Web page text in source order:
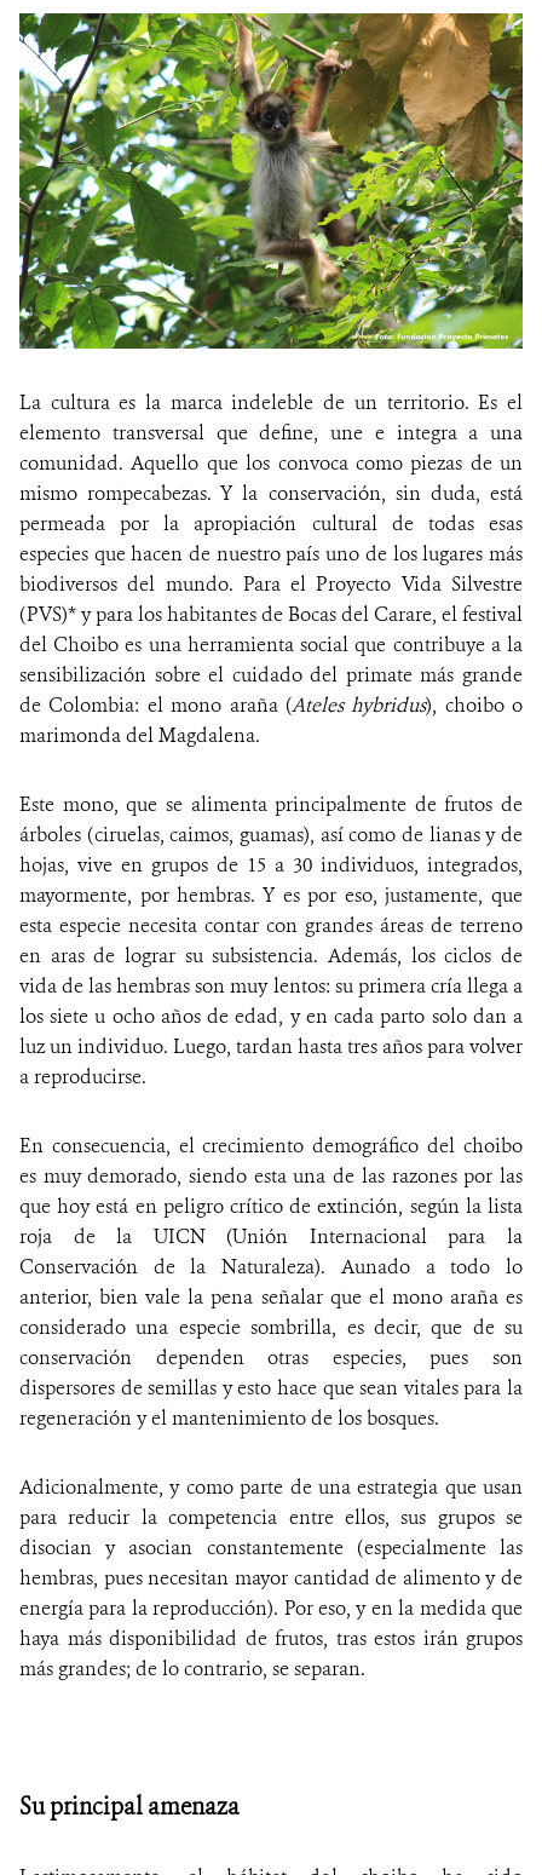
MECANISMO DE ATENCIÓN DE QUEJAS Y RECLAMOS
DONA
La cultura es la marca indeleble de un territorio. Es el
elemento transversal que define, une e integra a una
comunidad. Aquello que los convoca como piezas de un
mismo rompecabezas. Y la conservación, sin duda, está
permeada por la apropiación cultural de todas esas
especies que hacen de nuestro país uno de los lugares más
biodiversos del mundo. Para el Proyecto Vida Silvestre
(PVS)* y para los habitantes de Bocas del Carare, el festival
del Choibo es una herramienta social que contribuye a la
sensibilización sobre el cuidado del primate más grande
de Colombia: el mono araña (Ateles hybridus), choibo o
marimonda del Magdalena.
Este mono, que se alimenta principalmente de frutos de
árboles (ciruelas, caimos, guamas), así como de lianas y de
hojas, vive en grupos de 15 a 30 individuos, integrados,
mayormente, por hembras. Y es por eso, justamente, que
esta especie necesita contar con grandes áreas de terreno
en aras de lograr su subsistencia. Además, los ciclos de
vida de las hembras son muy lentos: su primera cría llega a
los siete u ocho años de edad, y en cada parto solo dan a
luz un individuo. Luego, tardan hasta tres años para volver
a reproducirse.
En consecuencia, el crecimiento demográfico del choibo
es muy demorado, siendo esta una de las razones por las
que hoy está en peligro crítico de extinción, según la lista
roja de la UICN (Unión Internacional para la
Conservación de la Naturaleza). Aunado a todo lo
anterior, bien vale la pena señalar que el mono araña es
considerado una especie sombrilla, es decir, que de su
conservación dependen otras especies, pues son
dispersores de semillas y esto hace que sean vitales para la
regeneración y el mantenimiento de los bosques.
Adicionalmente, y como parte de una estrategia que usan
para reducir la competencia entre ellos, sus grupos se
disocian y asocian constantemente (especialmente las
hembras, pues necesitan mayor cantidad de alimento y de
energía para la reproducción). Por eso, y en la medida que
haya más disponibilidad de frutos, tras estos irán grupos
más grandes; de lo contrario, se separan.
Su principal amenaza